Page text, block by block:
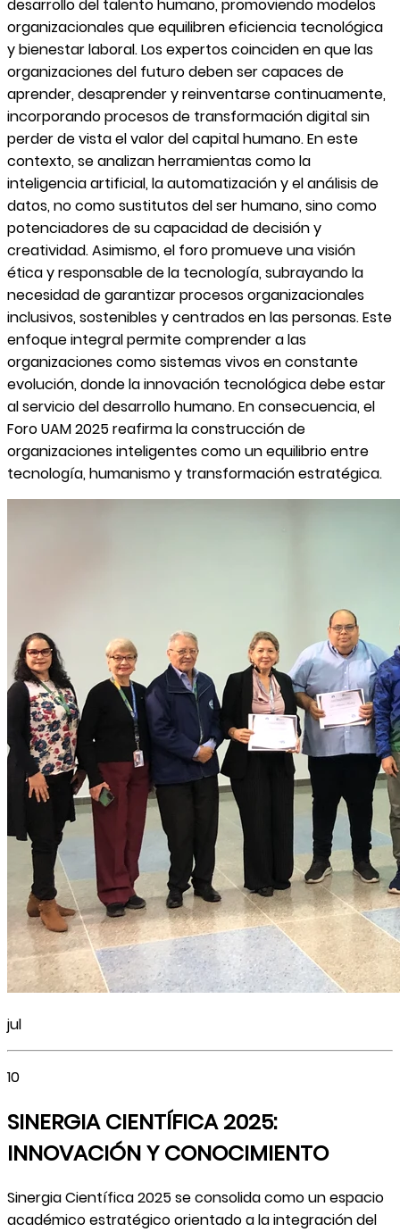
desarrollo del talento humano, promoviendo modelos
organizacionales que equilibren eficiencia tecnológica
y bienestar laboral. Los expertos coinciden en que las
organizaciones del futuro deben ser capaces de
aprender, desaprender y reinventarse continuamente,
incorporando procesos de transformación digital sin
perder de vista el valor del capital humano. En este
contexto, se analizan herramientas como la
inteligencia artificial, la automatización y el análisis de
datos, no como sustitutos del ser humano, sino como
potenciadores de su capacidad de decisión y
creatividad. Asimismo, el foro promueve una visión
ética y responsable de la tecnología, subrayando la
necesidad de garantizar procesos organizacionales
inclusivos, sostenibles y centrados en las personas. Este
enfoque integral permite comprender a las
organizaciones como sistemas vivos en constante
evolución, donde la innovación tecnológica debe estar
al servicio del desarrollo humano. En consecuencia, el
Foro UAM 2025 reafirma la construcción de
organizaciones inteligentes como un equilibrio entre
tecnología, humanismo y transformación estratégica.
jul
10
SINERGIA CIENTÍFICA 2025:
INNOVACIÓN Y CONOCIMIENTO
Sinergia Científica 2025 se consolida como un espacio
académico estratégico orientado a la integración del